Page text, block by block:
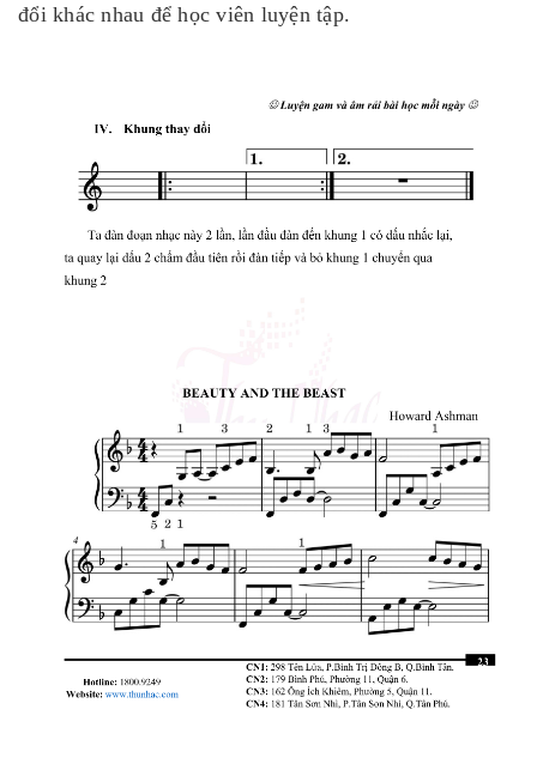
đổi khác nhau để học viên luyện tập.